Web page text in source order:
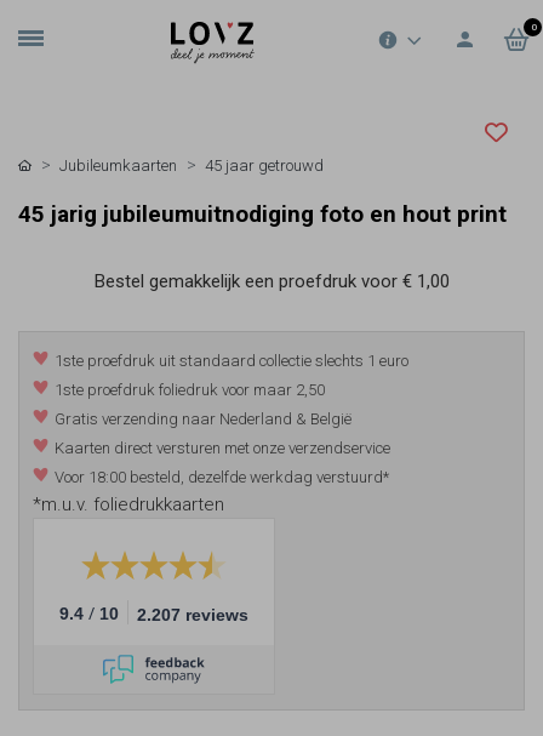
0
Jubileumkaarten 45 jaar getrouwd
45 jarig jubileumuitnodiging foto en hout print
Bestel gemakkelijk een proefdruk voor € 1,00
1ste proefdruk uit standaard collectie slechts 1 euro
1ste proefdruk foliedruk voor maar 2,50
Gratis verzending naar Nederland & België
Kaarten direct versturen met onze verzendservice
Voor 18:00 besteld, dezelfde werkdag verstuurd*
*m.u.v. foliedrukkaarten
9.4 / 10 2.207 reviews